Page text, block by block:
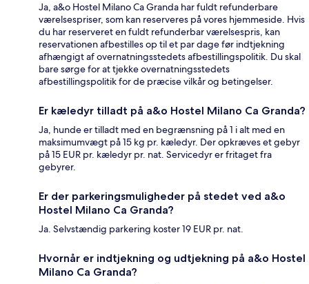
Ja, a&o Hostel Milano Ca Granda har fuldt refunderbare
værelsespriser, som kan reserveres på vores hjemmeside. Hvis
du har reserveret en fuldt refunderbar værelsespris, kan
reservationen afbestilles op til et par dage før indtjekning
afhængigt af overnatningsstedets afbestillingspolitik. Du skal
bare sørge for at tjekke overnatningsstedets
afbestillingspolitik for de præcise vilkår og betingelser.
Er kæledyr tilladt på a&o Hostel Milano Ca Granda?
Ja, hunde er tilladt med en begrænsning på 1 i alt med en
maksimumvægt på 15 kg pr. kæledyr. Der opkræves et gebyr
på 15 EUR pr. kæledyr pr. nat. Servicedyr er fritaget fra
gebyrer.
Er der parkeringsmuligheder på stedet ved a&o
Hostel Milano Ca Granda?
Ja. Selvstændig parkering koster 19 EUR pr. nat.
Hvornår er indtjekning og udtjekning på a&o Hostel
Milano Ca Granda?